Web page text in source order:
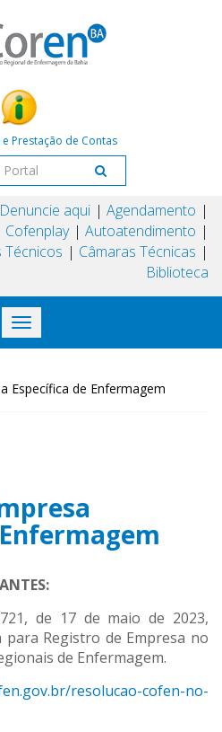
Prestação de Contas
Denuncie aqui
Agendamento
Cofenplay
Autoatendimento
Técnicos
Câmaras Técnicas
Biblioteca
Toggle
navigation
Específica de Enfermagem
de 17 de maio de 2023,
Registro de Empresa no
de Enfermagem.
resolucao-cofen-no-